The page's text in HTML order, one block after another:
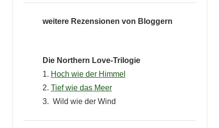
weitere Rezensionen von Bloggern
Die Northern Love-Trilogie
1. Hoch wie der Himmel
2. Tief wie das Meer
3. Wild wie der Wind